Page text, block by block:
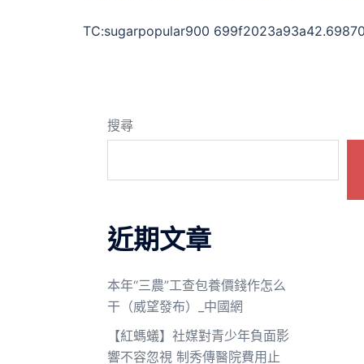
TC:sugarpopular900
搜尋
近期文章
本年“三農”工查包養價錢作怎么
干（威望發布）_中國網
【紅螞蟻】社媒對青少年負面影
響不容忽視 制秀傳醫院費用止